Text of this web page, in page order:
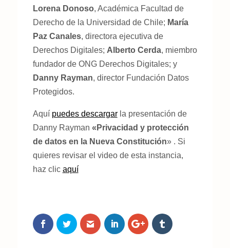
Lorena Donoso, Académica Facultad de
Derecho de la Universidad de Chile; María
Paz Canales, directora ejecutiva de
Derechos Digitales; Alberto Cerda, miembro
fundador de ONG Derechos Digitales; y
Danny Rayman, director Fundación Datos
Protegidos.
Aquí puedes descargarla presentación de
Danny Rayman «Privacidad y protección
de datos en la Nueva Constitución» . Si
quieres revisar el video de esta instancia,
haz clic aquí